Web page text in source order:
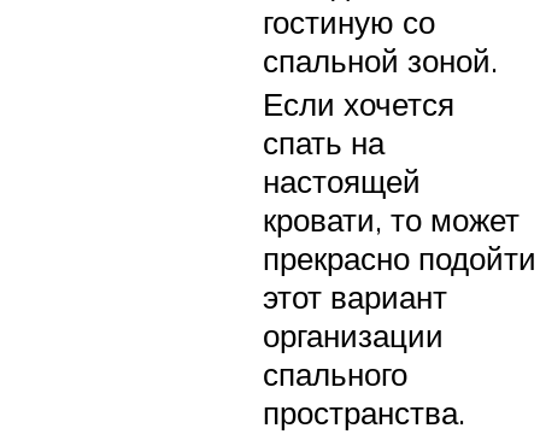
гостиную со
спальной зоной.
Если хочется
спать на
настоящей
кровати, то может
прекрасно подойти
этот вариант
организации
спального
пространства.